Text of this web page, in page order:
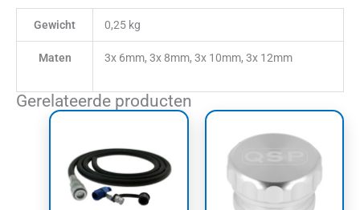
Gewicht 0,25 kg
Maten 3x 6mm, 3x 8mm, 3x 10mm, 3x 12mm
Gerelateerde producten
Prijsklasse:
tot
€42,35
product
meerdere
variaties.